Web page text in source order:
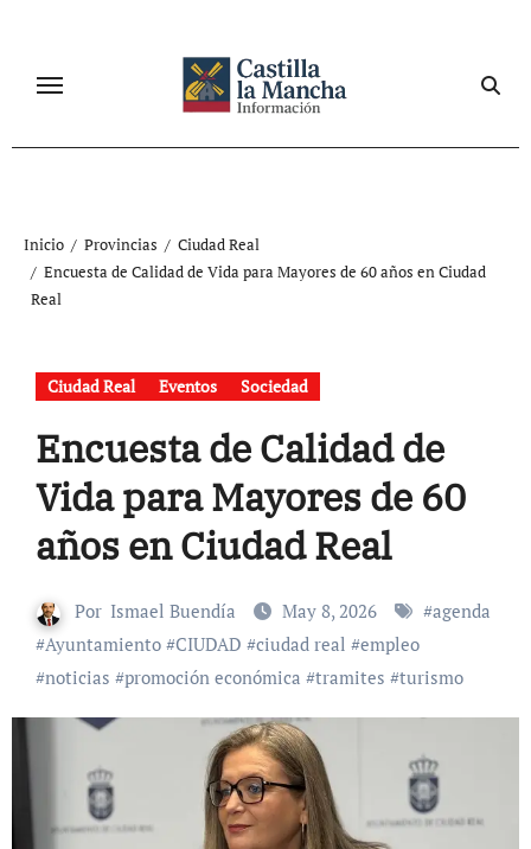
contenido
Inicio Provincias
Ciudad Real
Encuesta de Calidad de Vida para Mayores de 60 años en Ciudad
Real
Ciudad Real Eventos Sociedad
Encuesta de Calidad de
Vida para Mayores de 60
años en Ciudad Real
Por Ismael Buendía May 8, 2026 #agenda
#Ayuntamiento#CIUDAD #ciudad real #empleo
#noticias #promoción económica #tramites #turismo